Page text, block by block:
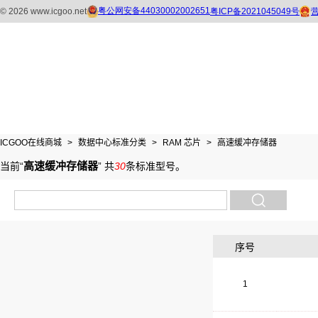
ICGOO在线商城 > 数据中心标准分类 > RAM 芯片 > 高速缓冲存储器
当前“高速缓冲存储器” 共30条标准型号。
序号
1